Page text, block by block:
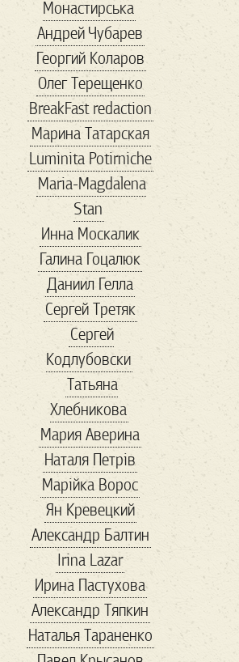
showbiz
TheResistance
thirdparty
Trump
uspolitics veter
vox VR Wallmart
walmart авиа
автомобили
авторы агенство
адвокат
адреналин
азовсталь
амбасадори
антиквариат
Антикорупція
антресоли апрель
Арестович
Армения арсенал
арт артден
Артур
Архитектура
Білий Дім
баальбек бабочка
Балканы бандиты
банки
банкротство
бархатный сезон
Монастирська
Андрей Чубарев
Георгий Коларов
Олег Терещенко
BreakFast redaction
Марина Татарская
Luminita Potirniche
Maria-Magdalena
Stan
Инна Москалик
Галина Гоцалюк
Даниил Гелла
Сергей Третяк
Сергей
Кодлубовски
Татьяна
Хлебникова
Мария Аверина
Наталя Петрів
Марійка Вороc
Ян Кревецкий
Александр Балтин
Irina Lazar
Ирина Пастухова
Александр Тяпкин
Наталья Тараненко